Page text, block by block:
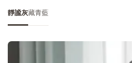
靜謐灰藏青藍